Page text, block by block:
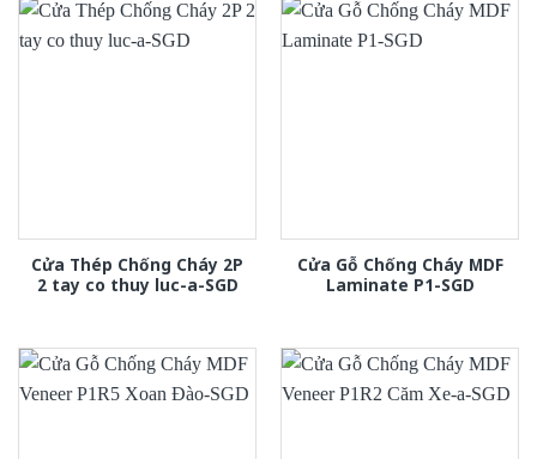
Cửa Thép Chống Cháy 2P
2 tay co thuy luc-a-SGD
Cửa Gỗ Chống Cháy MDF
Laminate P1-SGD